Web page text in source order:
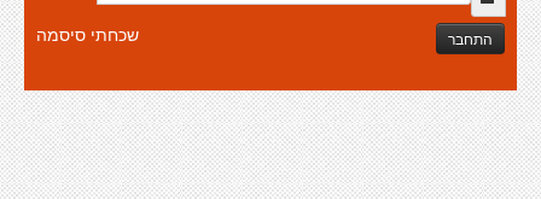
התחבר שכחתי סיסמה